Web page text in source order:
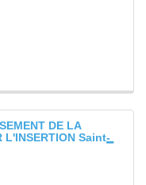
DE LA
L'INSERTION Saint-